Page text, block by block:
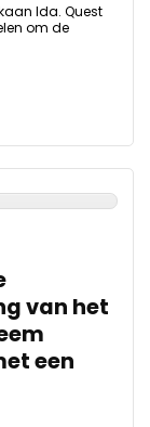
Ida. Quest
om de
van het
een